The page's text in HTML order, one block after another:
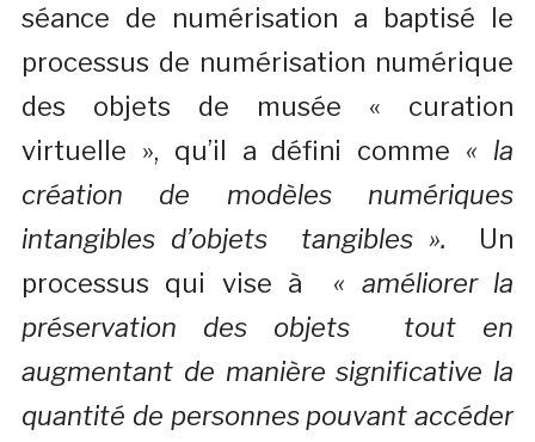
séance de numérisation a baptisé le
processus de numérisation numérique
des objets de musée « curation
virtuelle », qu’il a défini comme « la
création de modèles numériques
intangibles d’objets tangibles ». Un
processus qui vise à « améliorer la
préservation des objets tout en
augmentant de manière significative la
quantité de personnes pouvant accéder